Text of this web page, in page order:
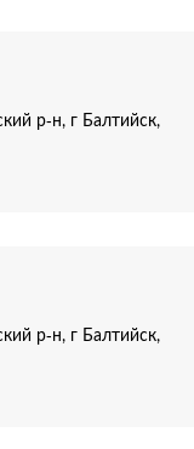
р-н, г Балтийск,
р-н, г Балтийск,